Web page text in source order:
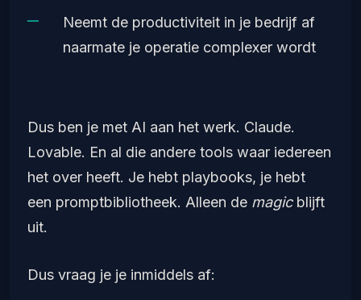
Neemt de productiviteit in je bedrijf af
naarmate je operatie complexer wordt
Dus ben je met AI aan het werk. Claude.
Lovable. En al die andere tools waar iedereen
het over heeft. Je hebt playbooks, je hebt
een promptbibliotheek. Alleen de magicblijft
uit.
Dus vraag je je inmiddels af: